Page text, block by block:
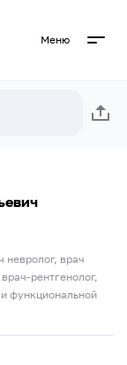
Меню
невролог, врач
рентгенолог,
функциональной